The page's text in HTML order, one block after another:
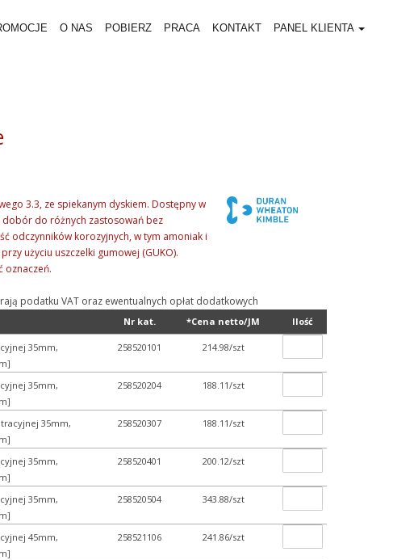
O NAS POBIERZ PRACA KONTAKT PANEL KLIENTA
3.3, ze spiekanym dyskiem. Dostępny w
do różnych zastosowań bez
odczynników korozyjnych, w tym amoniak i
użyciu uszczelki gumowej (GUKO).
oznaczeń.
podatku VAT oraz ewentualnych opłat dodatkowych
Nr kat. *Cena netto/JM Ilość
35mm,
258520101 214.98/szt
35mm,
258520204 188.11/szt
35mm,
258520307 188.11/szt
35mm,
258520401 200.12/szt
35mm,
258520504 343.88/szt
45mm,
258521106 241.86/szt